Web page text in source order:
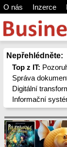
O nás Inzerce
Nepřehlédněte:
Top z IT:
Správa
Digitální
Informační